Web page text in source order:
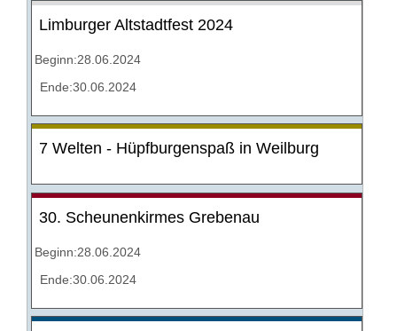
Limburger Altstadtfest 2024
Beginn:28.06.2024
Ende:30.06.2024
7 Welten - Hüpfburgenspaß in Weilburg
30. Scheunenkirmes Grebenau
Beginn:28.06.2024
Ende:30.06.2024